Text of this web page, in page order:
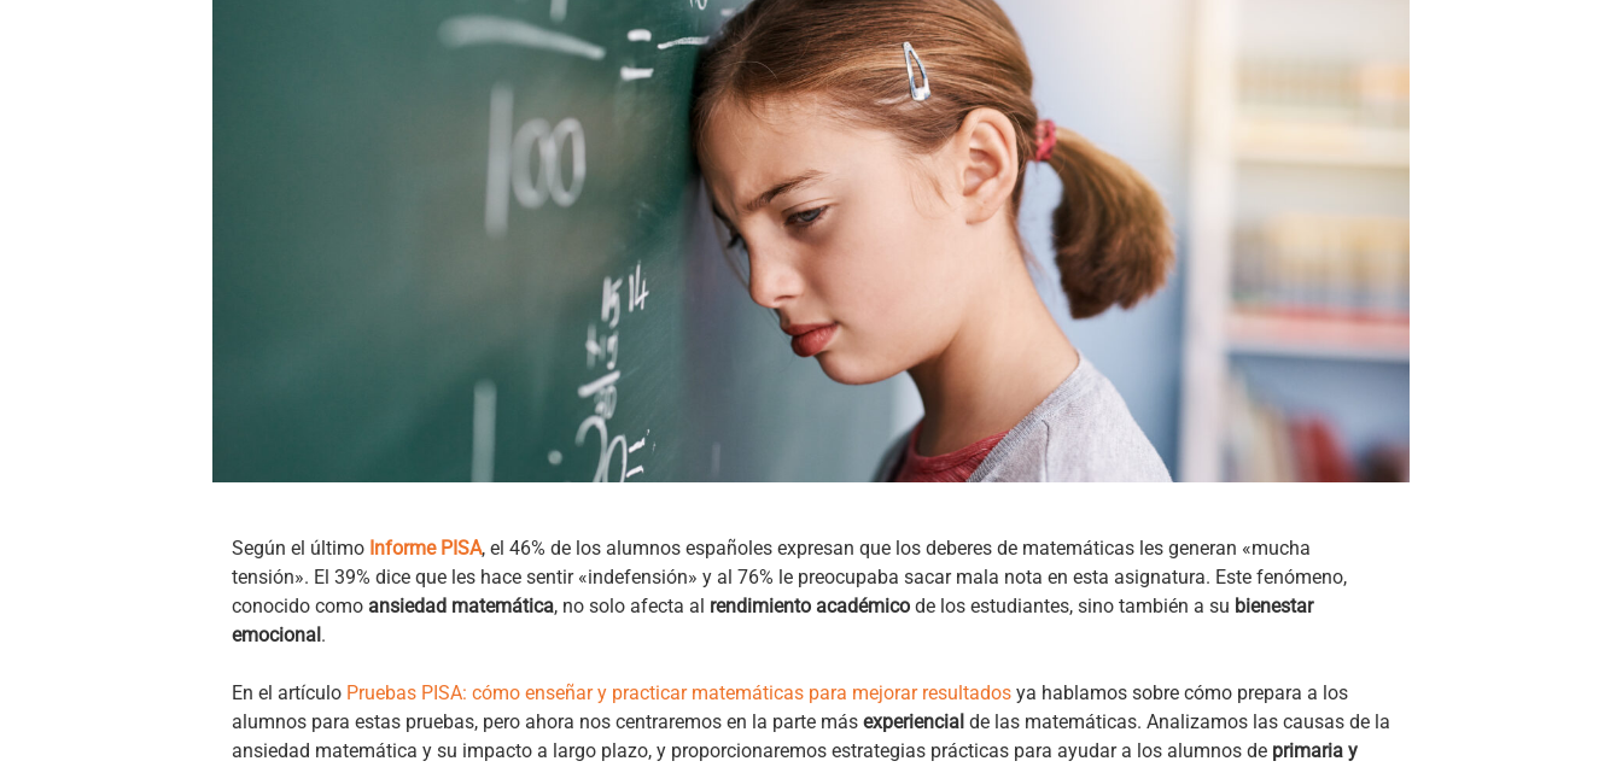
Según el último Informe PISA, el 46% de los alumnos españoles expresan que los deberes de matemáticas les generan «mucha
tensión». El 39% dice que les hace sentir «indefensión» y al 76% le preocupaba sacar mala nota en esta asignatura. Este fenómeno,
conocido como ansiedad matemática, no solo afecta al rendimiento académico de los estudiantes, sino también a su bienestar
emocional.
En el artículo Pruebas PISA: cómo enseñar y practicar matemáticas para mejorar resultados ya hablamos sobre cómo prepara a los
alumnos para estas pruebas, pero ahora nos centraremos en la parte más experiencial de las matemáticas. Analizamos las causas de la
ansiedad matemática y su impacto a largo plazo, y proporcionaremos estrategias prácticas para ayudar a los alumnos de primaria y